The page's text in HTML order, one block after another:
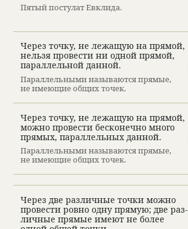
Пятый посту­лат Евклида.
Через точку, не лежащую на прямой,
нельзя про­ве­сти ни одной прямой,
парал­лель­ной дан­ной.
Парал­лель­ными назы­ваются прямые,
не имеющие общих точек.
Через точку, не лежащую на прямой,
можно про­ве­сти бес­ко­нечно много
прямых, парал­лель­ных дан­ной.
Парал­лель­ными назы­ваются прямые,
не имеющие общих точек.
Через две раз­лич­ные точки можно
про­ве­сти ровно одну прямую; две раз­
лич­ные прямые имеют не более